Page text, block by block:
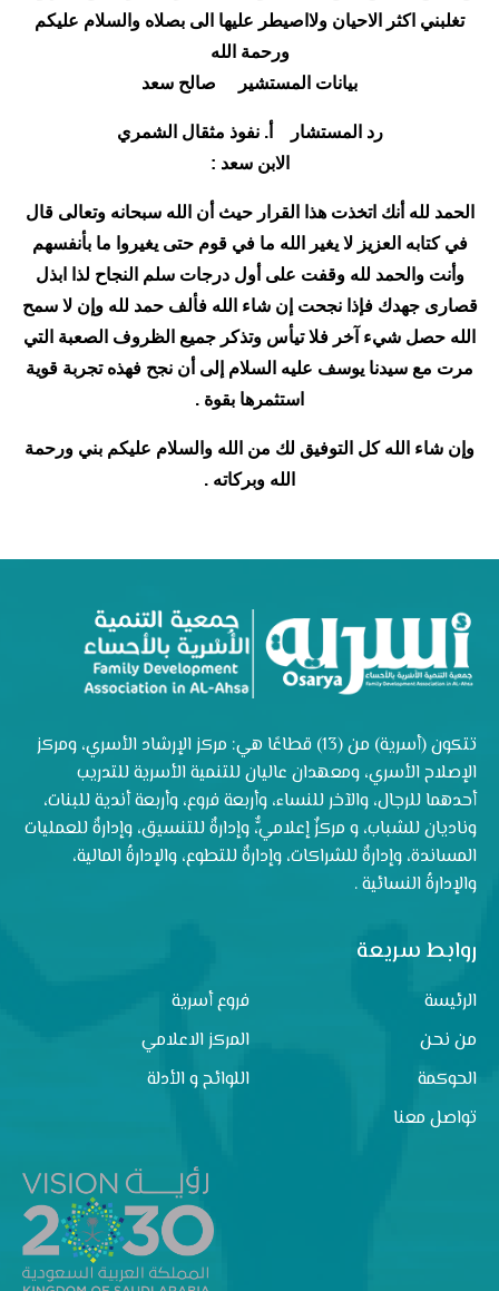
تغلبني اكثر الاحيان ولااصيطر عليها الى بصلاه والسلام عليكم
ورحمة الله
بيانات المستشير صالح سعد
رد المستشار أ. نفوذ مثقال الشمري
الابن سعد :
الحمد لله أنك اتخذت هذا القرار حيث أن الله سبحانه وتعالى قال
في كتابه العزيز لا يغير الله ما في قوم حتى يغيروا ما بأنفسهم
وأنت والحمد لله وقفت على أول درجات سلم النجاح لذا ابذل
قصارى جهدك فإذا نجحت إن شاء الله فألف حمد لله وإن لا سمح
الله حصل شيء آخر فلا تيأس وتذكر جميع الظروف الصعبة التي
مرت مع سيدنا يوسف عليه السلام إلى أن نجح فهذه تجربة قوية
استثمرها بقوة .
وإن شاء الله كل التوفيق لك من الله والسلام عليكم بني ورحمة
الله وبركاته .
تتكون (أسرية) من (13) قطاعًا هي: مركز الإرشاد الأسري، ومركز
الإصلاح الأسري، ومعهدان عاليان للتنمية الأسرية للتدريب
أحدهما للرجال، والآخر للنساء، وأربعة فروع، وأربعة أندية للبنات،
وناديان للشباب، و مركزٌ إعلاميٌّ، وإدارةٌ للتنسيق، وإدارةٌ للعمليات
المساندة، وإدارةٌ للشراكات، وإدارةٌ للتطوع، والإدارةُ المالية،
والإدارةُ النسائية .
روابط سريعة
الرئيسة
فروع أسرية
من نحن
المركز الاعلامي
الحوكمة
اللوائح و الأدلة
تواصل معنا